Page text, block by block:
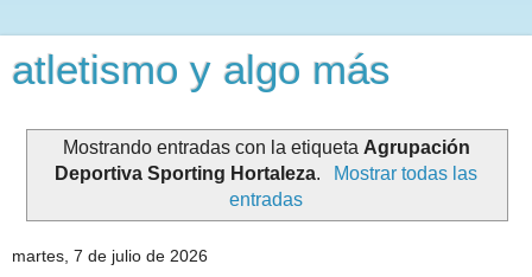
atletismo y algo más
Mostrando entradas con la etiqueta Agrupación
Deportiva Sporting Hortaleza.
Mostrar todas las
entradas
martes, 7 de julio de 2026